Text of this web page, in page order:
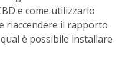
e come utilizzarlo
riaccendere il rapporto
è possibile installare